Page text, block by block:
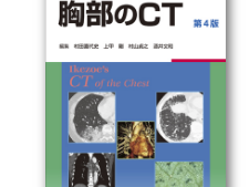
(正)上皮細胞の頂端 側(管腔
[VOLUME 2/Part 16/418.
p.2474右段本文下から18行
(誤)就眠時のinsulin
対する効果は,NPH insulinに
(正)就眠時のinsulin